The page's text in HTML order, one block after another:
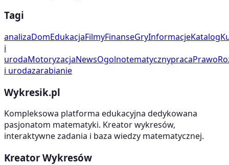
Tagi
analizaDomEdukacjaFilmyFinanseGryInformacjeKatalog
i
urodaMotoryzacjaNewsOgolnotematycznypracaPrawo
i urodazarabianie
Wykresik.pl
Kompleksowa platforma edukacyjna dedykowana
pasjonatom matematyki. Kreator wykresów,
interaktywne zadania i baza wiedzy matematycznej.
Kreator Wykresów